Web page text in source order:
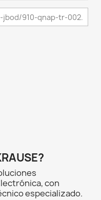
con
especializado.